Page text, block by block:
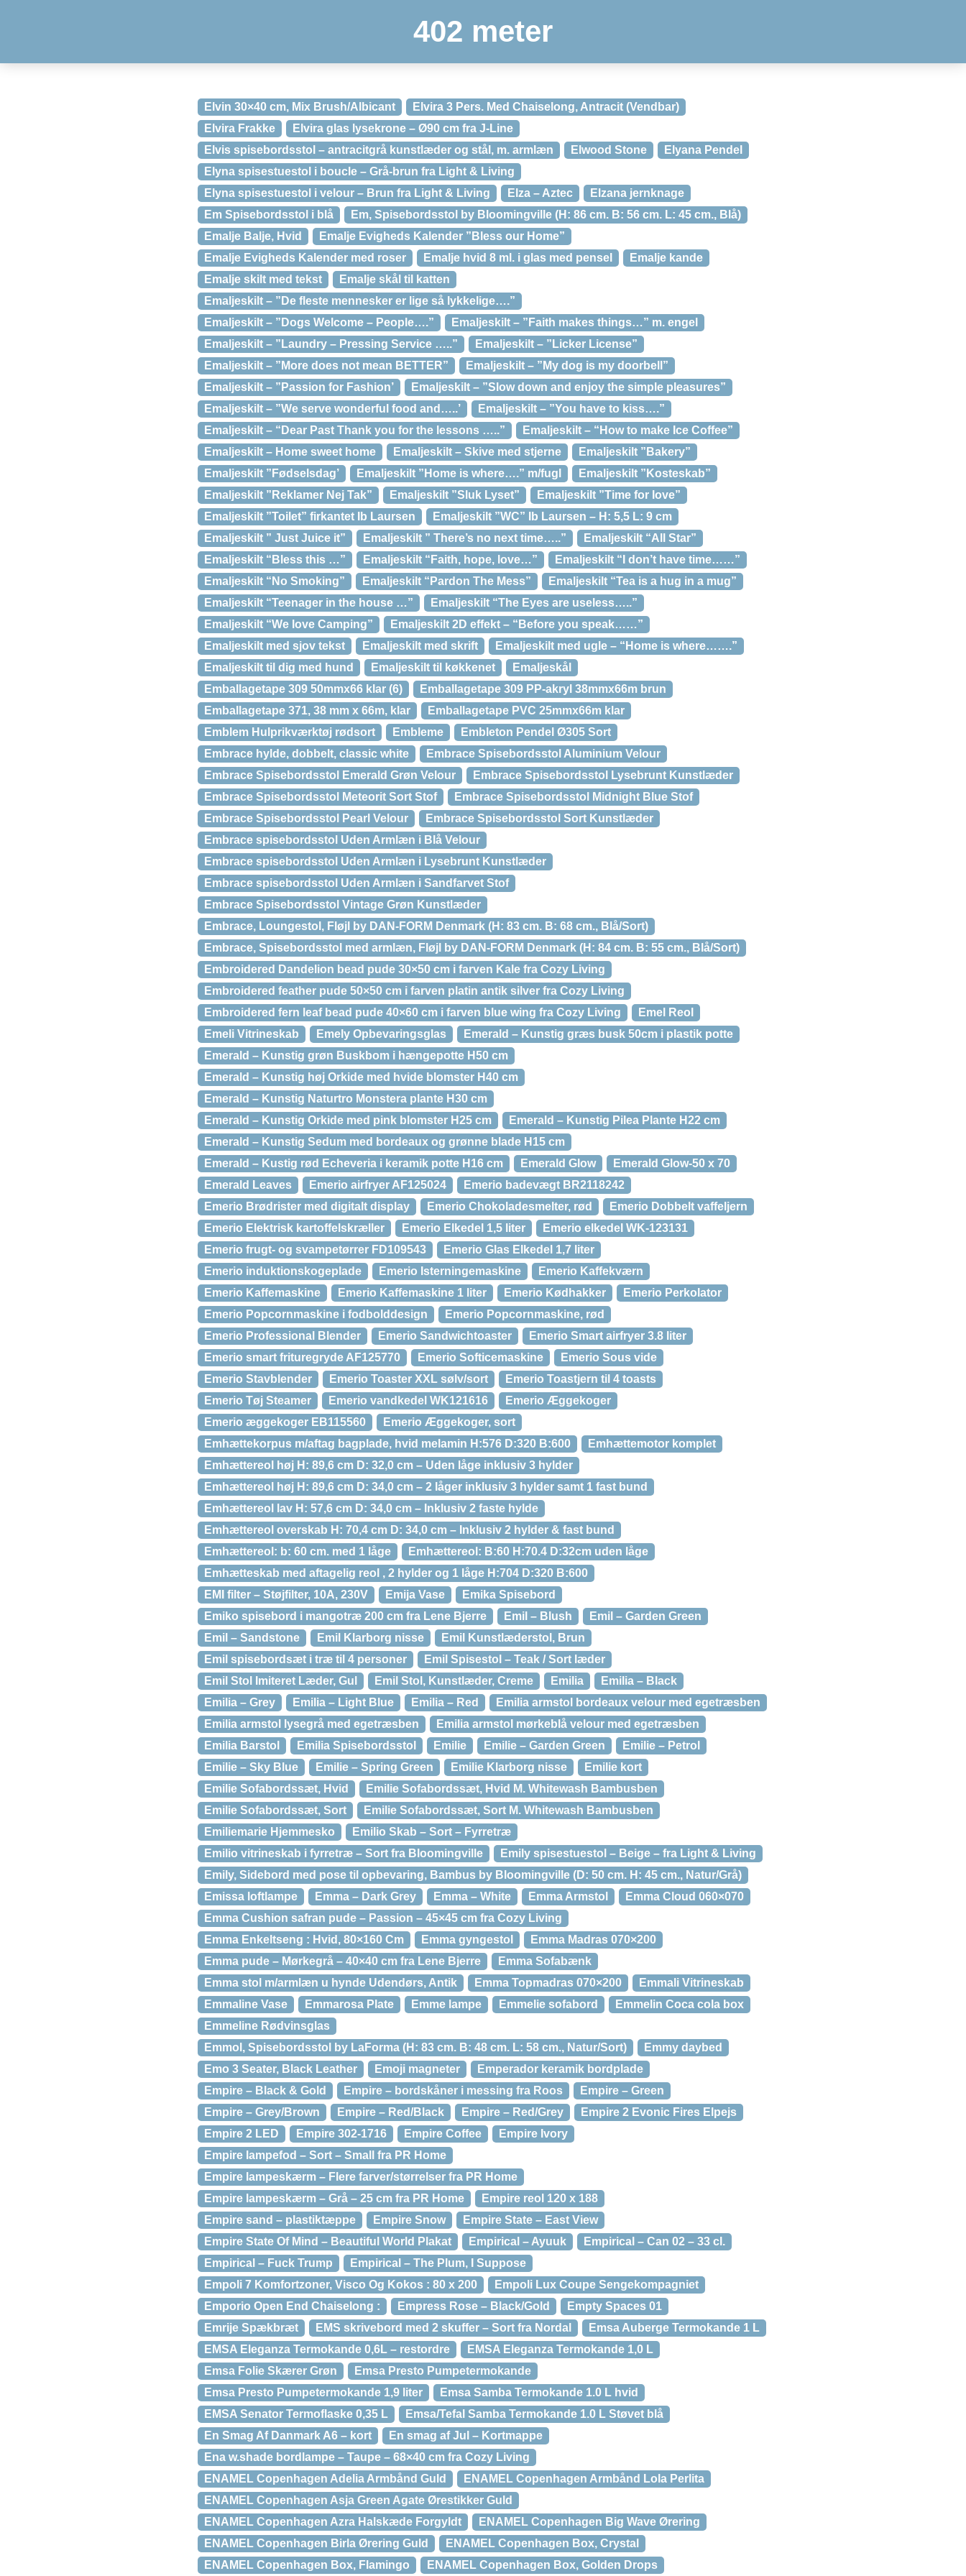
402 meter
Elvin 30×40 cm, Mix Brush/Albicant
Elvira 3 Pers. Med Chaiselong, Antracit (Vendbar)
Elvira Frakke
Elvira glas lysekrone – Ø90 cm fra J-Line
Elvis spisebordsstol – antracitgrå kunstlæder og stål, m. armlæn
Elwood Stone
Elyana Pendel
Elyna spisestuestol i boucle – Grå-brun fra Light & Living
Elyna spisestuestol i velour – Brun fra Light & Living
Elza – Aztec
Elzana jernknage
Em Spisebordsstol i blå
Em, Spisebordsstol by Bloomingville (H: 86 cm. B: 56 cm. L: 45 cm., Blå)
Emalje Balje, Hvid
Emalje Evigheds Kalender ”Bless our Home”
Emalje Evigheds Kalender med roser
Emalje hvid 8 ml. i glas med pensel
Emalje kande
Emalje skilt med tekst
Emalje skål til katten
Emaljeskilt – ”De fleste mennesker er lige så lykkelige….”
Emaljeskilt – ”Dogs Welcome – People….”
Emaljeskilt – ”Faith makes things…” m. engel
Emaljeskilt – ”Laundry – Pressing Service …..”
Emaljeskilt – ”Licker License”
Emaljeskilt – ”More does not mean BETTER”
Emaljeskilt – ”My dog is my doorbell”
Emaljeskilt – ”Passion for Fashion’
Emaljeskilt – ”Slow down and enjoy the simple pleasures”
Emaljeskilt – ”We serve wonderful food and…..’
Emaljeskilt – ”You have to kiss….”
Emaljeskilt – “Dear Past Thank you for the lessons …..”
Emaljeskilt – “How to make Ice Coffee”
Emaljeskilt – Home sweet home
Emaljeskilt – Skive med stjerne
Emaljeskilt ”Bakery”
Emaljeskilt ”Fødselsdag’
Emaljeskilt ”Home is where….” m/fugl
Emaljeskilt ”Kosteskab”
Emaljeskilt ”Reklamer Nej Tak”
Emaljeskilt ”Sluk Lyset”
Emaljeskilt ”Time for love”
Emaljeskilt ”Toilet” firkantet Ib Laursen
Emaljeskilt ”WC” Ib Laursen – H: 5,5 L: 9 cm
Emaljeskilt ” Just Juice it”
Emaljeskilt ” There’s no next time…..”
Emaljeskilt “All Star”
Emaljeskilt “Bless this …”
Emaljeskilt “Faith, hope, love…”
Emaljeskilt “I don’t have time……”
Emaljeskilt “No Smoking”
Emaljeskilt “Pardon The Mess”
Emaljeskilt “Tea is a hug in a mug”
Emaljeskilt “Teenager in the house …”
Emaljeskilt “The Eyes are useless…..”
Emaljeskilt “We love Camping”
Emaljeskilt 2D effekt – “Before you speak……”
Emaljeskilt med sjov tekst
Emaljeskilt med skrift
Emaljeskilt med ugle – “Home is where…….”
Emaljeskilt til dig med hund
Emaljeskilt til køkkenet
Emaljeskål
Emballagetape 309 50mmx66 klar (6)
Emballagetape 309 PP-akryl 38mmx66m brun
Emballagetape 371, 38 mm x 66m, klar
Emballagetape PVC 25mmx66m klar
Emblem Hulprikværktøj rødsort
Embleme
Embleton Pendel Ø305 Sort
Embrace hylde, dobbelt, classic white
Embrace Spisebordsstol Aluminium Velour
Embrace Spisebordsstol Emerald Grøn Velour
Embrace Spisebordsstol Lysebrunt Kunstlæder
Embrace Spisebordsstol Meteorit Sort Stof
Embrace Spisebordsstol Midnight Blue Stof
Embrace Spisebordsstol Pearl Velour
Embrace Spisebordsstol Sort Kunstlæder
Embrace spisebordsstol Uden Armlæn i Blå Velour
Embrace spisebordsstol Uden Armlæn i Lysebrunt Kunstlæder
Embrace spisebordsstol Uden Armlæn i Sandfarvet Stof
Embrace Spisebordsstol Vintage Grøn Kunstlæder
Embrace, Loungestol, Fløjl by DAN-FORM Denmark (H: 83 cm. B: 68 cm., Blå/Sort)
Embrace, Spisebordsstol med armlæn, Fløjl by DAN-FORM Denmark (H: 84 cm. B: 55 cm., Blå/Sort)
Embroidered Dandelion bead pude 30×50 cm i farven Kale fra Cozy Living
Embroidered feather pude 50×50 cm i farven platin antik silver fra Cozy Living
Embroidered fern leaf bead pude 40×60 cm i farven blue wing fra Cozy Living
Emel Reol
Emeli Vitrineskab
Emely Opbevaringsglas
Emerald – Kunstig græs busk 50cm i plastik potte
Emerald – Kunstig grøn Buskbom i hængepotte H50 cm
Emerald – Kunstig høj Orkide med hvide blomster H40 cm
Emerald – Kunstig Naturtro Monstera plante H30 cm
Emerald – Kunstig Orkide med pink blomster H25 cm
Emerald – Kunstig Pilea Plante H22 cm
Emerald – Kunstig Sedum med bordeaux og grønne blade H15 cm
Emerald – Kustig rød Echeveria i keramik potte H16 cm
Emerald Glow
Emerald Glow-50 x 70
Emerald Leaves
Emerio airfryer AF125024
Emerio badevægt BR2118242
Emerio Brødrister med digitalt display
Emerio Chokoladesmelter, rød
Emerio Dobbelt vaffeljern
Emerio Elektrisk kartoffelskræller
Emerio Elkedel 1,5 liter
Emerio elkedel WK-123131
Emerio frugt- og svampetørrer FD109543
Emerio Glas Elkedel 1,7 liter
Emerio induktionskogeplade
Emerio Isterningemaskine
Emerio Kaffekværn
Emerio Kaffemaskine
Emerio Kaffemaskine 1 liter Emerio Kødhakker
Emerio Perkolator
Emerio Popcornmaskine i fodbolddesign
Emerio Popcornmaskine, rød
Emerio Professional Blender
Emerio Sandwichtoaster
Emerio Smart airfryer 3.8 liter
Emerio smart frituregryde AF125770
Emerio Softicemaskine
Emerio Sous vide
Emerio Stavblender
Emerio Toaster XXL sølv/sort
Emerio Toastjern til 4 toasts
Emerio Tøj Steamer
Emerio vandkedel WK121616
Emerio Æggekoger
Emerio æggekoger EB115560
Emerio Æggekoger, sort
Emhættekorpus m/aftag bagplade, hvid melamin H:576 D:320 B:600
Emhættemotor komplet
Emhættereol høj H: 89,6 cm D: 32,0 cm – Uden låge inklusiv 3 hylder
Emhættereol høj H: 89,6 cm D: 34,0 cm – 2 låger inklusiv 3 hylder samt 1 fast bund
Emhættereol lav H: 57,6 cm D: 34,0 cm – Inklusiv 2 faste hylde
Emhættereol overskab H: 70,4 cm D: 34,0 cm – Inklusiv 2 hylder & fast bund
Emhættereol: b: 60 cm. med 1 låge
Emhættereol: B:60 H:70.4 D:32cm uden låge
Emhætteskab med aftagelig reol , 2 hylder og 1 låge H:704 D:320 B:600
EMI filter – Støjfilter, 10A, 230V
Emija Vase
Emika Spisebord
Emiko spisebord i mangotræ 200 cm fra Lene Bjerre
Emil – Blush
Emil – Garden Green
Emil – Sandstone
Emil Klarborg nisse
Emil Kunstlæderstol, Brun
Emil spisebordsæt i træ til 4 personer
Emil Spisestol – Teak / Sort læder
Emil Stol Imiteret Læder, Gul
Emil Stol, Kunstlæder, Creme Emilia
Emilia – Black
Emilia – Grey
Emilia – Light Blue Emilia – Red
Emilia armstol bordeaux velour med egetræsben
Emilia armstol lysegrå med egetræsben
Emilia armstol mørkeblå velour med egetræsben
Emilia Barstol
Emilia Spisebordsstol Emilie Emilie – Garden Green
Emilie – Petrol
Emilie – Sky Blue
Emilie – Spring Green Emilie Klarborg nisse
Emilie kort
Emilie Sofabordssæt, Hvid
Emilie Sofabordssæt, Hvid M. Whitewash Bambusben
Emilie Sofabordssæt, Sort
Emilie Sofabordssæt, Sort M. Whitewash Bambusben
Emiliemarie Hjemmesko
Emilio Skab – Sort – Fyrretræ
Emilio vitrineskab i fyrretræ – Sort fra Bloomingville
Emily spisestuestol – Beige – fra Light & Living
Emily, Sidebord med pose til opbevaring, Bambus by Bloomingville (D: 50 cm. H: 45 cm., Natur/Grå)
Emissa loftlampe
Emma – Dark Grey Emma – White Emma Armstol
Emma Cloud 060×070
Emma Cushion safran pude – Passion – 45×45 cm fra Cozy Living
Emma Enkeltseng : Hvid, 80×160 Cm
Emma gyngestol
Emma Madras 070×200
Emma pude – Mørkegrå – 40×40 cm fra Lene Bjerre
Emma Sofabænk
Emma stol m/armlæn u hynde Udendørs, Antik
Emma Topmadras 070×200
Emmali Vitrineskab
Emmaline Vase
Emmarosa Plate Emme lampe Emmelie sofabord
Emmelin Coca cola box
Emmeline Rødvinsglas
Emmol, Spisebordsstol by LaForma (H: 83 cm. B: 48 cm. L: 58 cm., Natur/Sort)
Emmy daybed
Emo 3 Seater, Black Leather
Emoji magneter
Emperador keramik bordplade
Empire – Black & Gold
Empire – bordskåner i messing fra Roos
Empire – Green
Empire – Grey/Brown
Empire – Red/Black Empire – Red/Grey
Empire 2 Evonic Fires Elpejs
Empire 2 LED
Empire 302-1716 Empire Coffee
Empire Ivory
Empire lampefod – Sort – Small fra PR Home
Empire lampeskærm – Flere farver/størrelser fra PR Home
Empire lampeskærm – Grå – 25 cm fra PR Home
Empire reol 120 x 188
Empire sand – plastiktæppe
Empire Snow
Empire State – East View
Empire State Of Mind – Beautiful World Plakat
Empirical – Ayuuk
Empirical – Can 02 – 33 cl.
Empirical – Fuck Trump
Empirical – The Plum, I Suppose
Empoli 7 Komfortzoner, Visco Og Kokos : 80 x 200
Empoli Lux Coupe Sengekompagniet
Emporio Open End Chaiselong :
Empress Rose – Black/Gold
Empty Spaces 01
Emrije Spækbræt
EMS skrivebord med 2 skuffer – Sort fra Nordal
Emsa Auberge Termokande 1 L
EMSA Eleganza Termokande 0,6L – restordre
EMSA Eleganza Termokande 1,0 L
Emsa Folie Skærer Grøn
Emsa Presto Pumpetermokande
Emsa Presto Pumpetermokande 1,9 liter
Emsa Samba Termokande 1.0 L hvid
EMSA Senator Termoflaske 0,35 L
Emsa/Tefal Samba Termokande 1.0 L Støvet blå
En Smag Af Danmark A6 – kort
En smag af Jul – Kortmappe
Ena w.shade bordlampe – Taupe – 68×40 cm fra Cozy Living
ENAMEL Copenhagen Adelia Armbånd Guld
ENAMEL Copenhagen Armbånd Lola Perlita
ENAMEL Copenhagen Asja Green Agate Ørestikker Guld
ENAMEL Copenhagen Azra Halskæde Forgyldt
ENAMEL Copenhagen Big Wave Ørering
ENAMEL Copenhagen Birla Ørering Guld
ENAMEL Copenhagen Box, Crystal
ENAMEL Copenhagen Box, Flamingo
ENAMEL Copenhagen Box, Golden Drops